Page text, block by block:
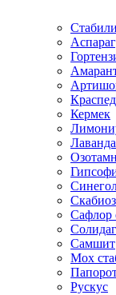
Кермек
Лаванда
Сафлор
Самшит
Мох
Рускус